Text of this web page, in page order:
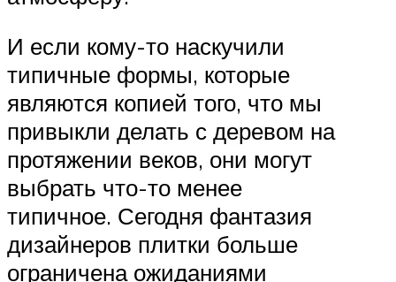
И если кому-то наскучили
типичные формы, которые
являются копией того, что мы
привыкли делать с деревом на
протяжении веков, они могут
выбрать что-то менее
типичное. Сегодня фантазия
дизайнеров плитки больше
ограничена ожиданиями